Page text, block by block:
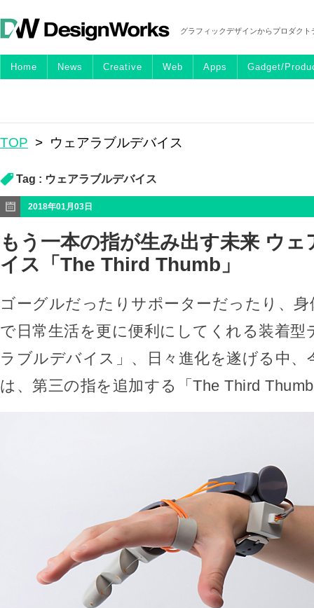
グラフィックデザインからプロダク
Home News Creative Web Apps Gadget/
TOP > ウェアラブルデバイス
Tag : ウェアラブルデバイス
2018年01月03日
もう一本の指が生み出す未来 ウ
イス「The Third Thumb」
ゴーグルだったりサポーターだったり、
で日常生活を更に便利にしてくれる装着型
ラブルデバイス」、日々進化を遂げる中、
は、第三の指を追加する「The Third